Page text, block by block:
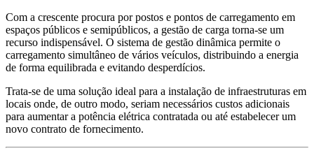
Com a crescente procura por postos e pontos de carregamento em
espaços públicos e semipúblicos, a gestão de carga torna-se um
recurso indispensável. O sistema de gestão dinâmica permite o
carregamento simultâneo de vários veículos, distribuindo a energia
de forma equilibrada e evitando desperdícios.
Trata-se de uma solução ideal para a instalação de infraestruturas em
locais onde, de outro modo, seriam necessários custos adicionais
para aumentar a potência elétrica contratada ou até estabelecer um
novo contrato de fornecimento.